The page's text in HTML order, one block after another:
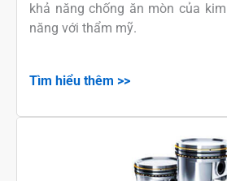
khả năng chống ăn mòn của
năng với thẩm mỹ.
Tìm hiểu thêm >>